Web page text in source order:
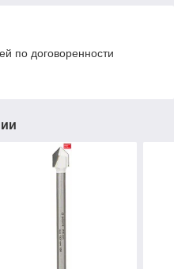
по договоренности